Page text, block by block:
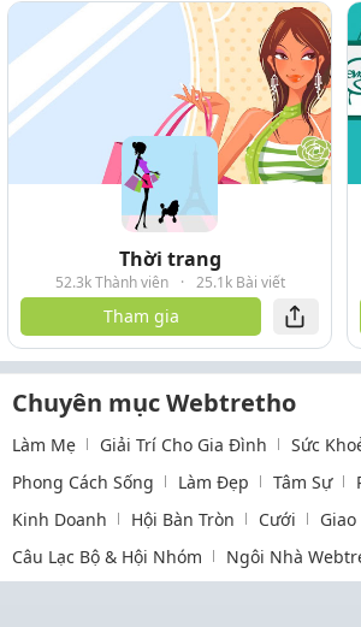
Thời trang
52.3k Thành viên · 25.1k Bài viết
Tham gia
Chuyên mục Webtretho
Làm Mẹ Giải Trí Cho Gia Đình
Sức
Phong Cách Sống
Làm Đẹp Tâm Sự
Kinh Doanh
Hội Bàn Tròn Cưới
Câu Lạc Bộ & Hội Nhóm
Ngôi Nhà